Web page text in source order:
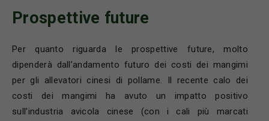
Prospettive future
Per quanto riguarda le prospettive future, molto
dipenderà dall’andamento futuro dei costi dei mangimi
per gli allevatori cinesi di pollame. Il recente calo dei
costi dei mangimi ha avuto un impatto positivo
sull’industria avicola cinese (con i cali più marcati